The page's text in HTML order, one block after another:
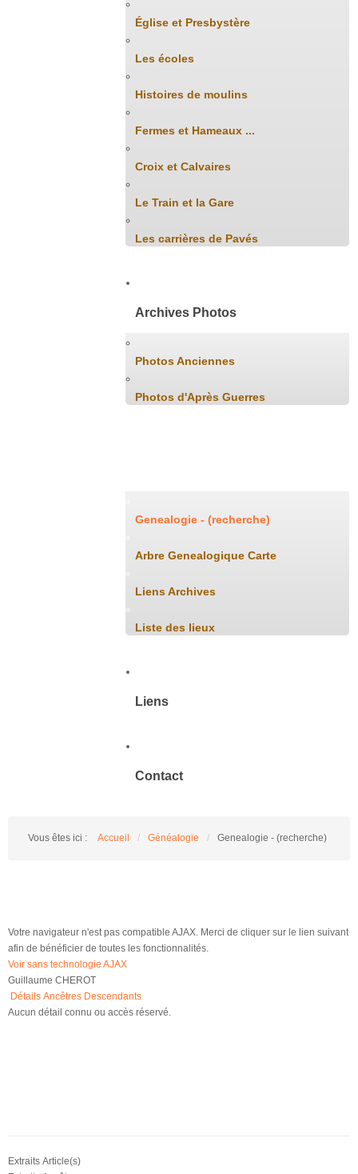
Église et Presbystère
Les écoles
Histoires de moulins
Fermes et Hameaux ...
Croix et Calvaires
Le Train et la Gare
Les carrières de Pavés
Archives Photos
Photos Anciennes
Photos d'Après Guerres
Genealogie - (recherche)
Arbre Genealogique Carte
Liens Archives
Liste des lieux
Liens
Contact
Vous êtes ici : Accueil / Généalogie / Genealogie - (recherche)
Votre navigateur n'est pas compatible AJAX. Merci de cliquer sur le lien suivant
afin de bénéficier de toutes les fonctionnalités.
Voir sans technologie AJAX
Guillaume CHEROT
Détails Ancêtres Descendants
Aucun détail connu ou accès réservé.
Extraits Article(s)